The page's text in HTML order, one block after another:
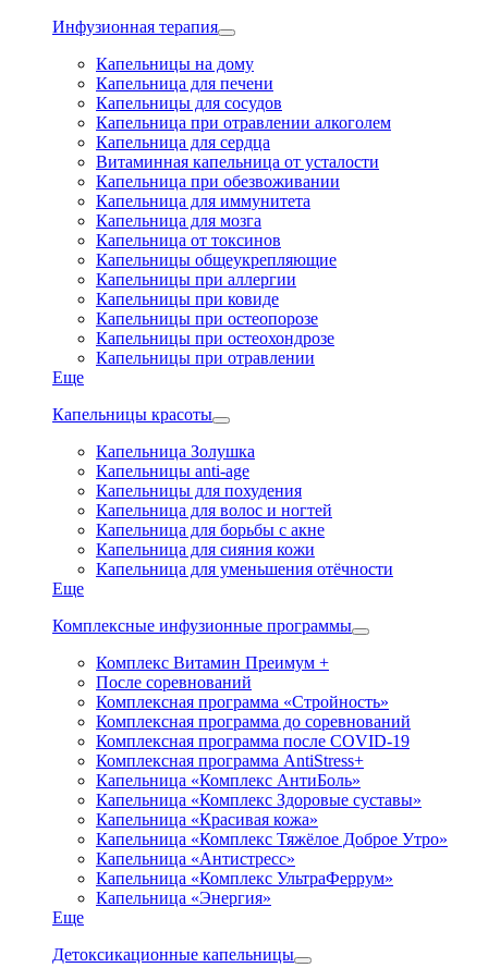
Инфузионная терапия
Капельницы на дому
Капельница для печени
Капельницы для сосудов
Капельница при отравлении алкоголем
Капельница для сердца
Витаминная капельница от усталости
Капельница при обезвоживании
Капельница для иммунитета
Капельница для мозга
Капельница от токсинов
Капельницы общеукрепляющие
Капельницы при аллергии
Капельницы при ковиде
Капельницы при остеопорозе
Капельницы при остеохондрозе
Капельницы при отравлении
Еще
Капельницы красоты
Капельница Золушка
Капельницы anti-age
Капельницы для похудения
Капельница для волос и ногтей
Капельница для борьбы с акне
Капельница для сияния кожи
Капельница для уменьшения отёчности
Еще
Комплексные инфузионные программы
Комплекс Витамин Преимум +
После соревнований
Комплексная программа «Стройность»
Комплексная программа до соревнований
Комплексная программа после COVID-19
Комплексная программа AntiStress+
Капельница «Комплекс АнтиБоль»
Капельница «Комплекс Здоровые суставы»
Капельница «Красивая кожа»
Капельница «Комплекс Тяжёлое Доброе Утро»
Капельница «Антистресс»
Капельница «Комплекс УльтраФеррум»
Капельница «Энергия»
Еще
Детоксикационные капельницы